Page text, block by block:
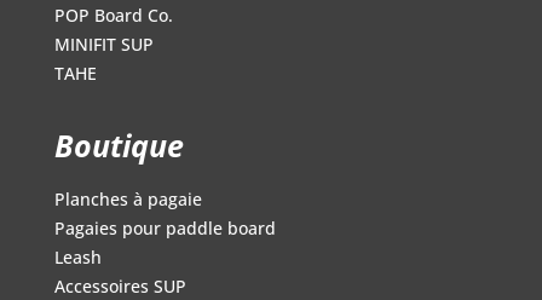
POP Board Co.
MINIFIT SUP
TAHE
Boutique
Planches à pagaie
Pagaies pour paddle board
Leash
Accessoires SUP